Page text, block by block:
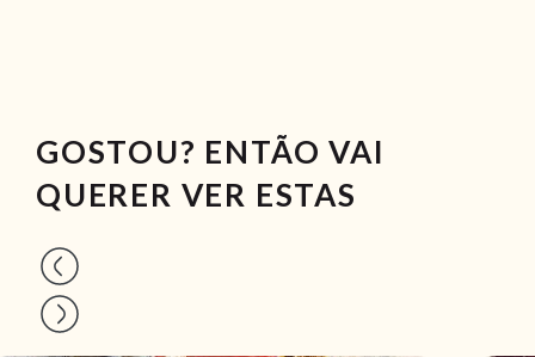
GOSTOU? ENTÃO VAI
QUERER VER ESTAS